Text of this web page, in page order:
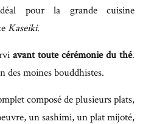
pour la grande cuisine
Kaseiki.
avant toute cérémonie du thé.
des moines bouddhistes.
composé de plusieurs plats,
un sashimi, un plat mijoté,